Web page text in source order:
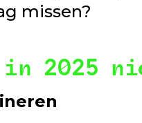
missen?
2025